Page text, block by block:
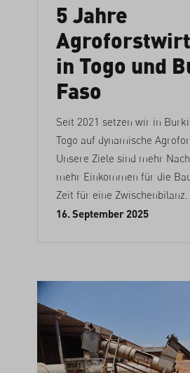
5 Jahre
in Togo und
Faso
Seit 2021 setzen wir in
Togo auf dynamische
Unsere Ziele sind mehr
mehr Einkommen für die
Zeit für eine Zwischenbilanz.
16. September 2025